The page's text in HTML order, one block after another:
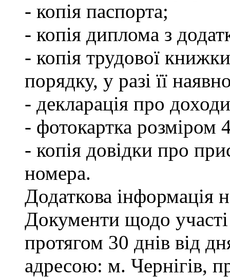
- копія паспорта;
- копія диплома з
- копія трудової
порядку, у разі її
- декларація про
- фотокартка розміром
- копія довідки про
номера.
Додаткова інформація
Документи щодо
протягом 30 днів від
адресою: м. Чернігів,